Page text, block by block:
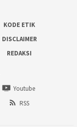
KODE ETIK
DISCLAIMER
REDAKSI
Youtube
RSS